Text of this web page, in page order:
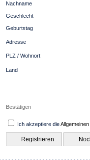
Nachname
Geschlecht
Geburtstag
Adresse
PLZ / Wohnort
Land
Bestätigen
Ich akzeptiere die